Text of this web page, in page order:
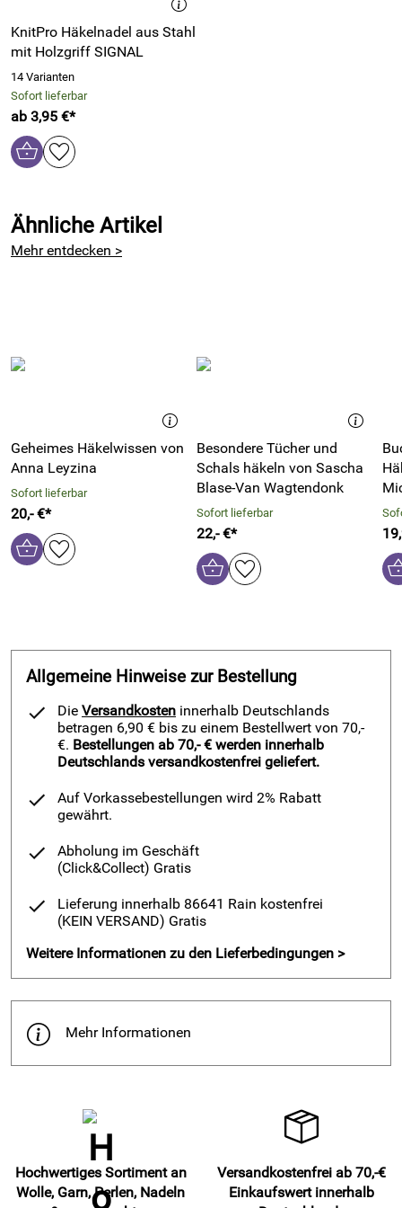
KnitPro Häkelnadel aus Stahl
mit Holzgriff SIGNAL
14 Varianten
Sofort lieferbar
ab 3,95 €*
Ähnliche Artikel
Mehr entdecken >
Geheimes Häkelwissen von
Anna Leyzina
Sofort lieferbar
20,- €*
Besondere Tücher und
Schals häkeln von Sascha
Blase-Van Wagtendonk
Sofort lieferbar
22,- €*
Allgemeine Hinweise zur Bestellung
Die Versandkosten innerhalb Deutschlands
betragen 6,90 € bis zu einem Bestellwert von 70,-
€. Bestellungen ab 70,- € werden innerhalb
Deutschlands versandkostenfrei geliefert.
Auf Vorkassebestellungen wird 2% Rabatt
gewährt.
Abholung im Geschäft
(Click&Collect) Gratis
Lieferung innerhalb 86641 Rain kostenfrei
(KEIN VERSAND) Gratis
Weitere Informationen zu den Lieferbedingungen >
Mehr Informationen
Hochwertiges Sortiment an
Wolle, Garn, Perlen, Nadeln
Versandkostenfrei ab 70,-€
Einkaufswert innerhalb